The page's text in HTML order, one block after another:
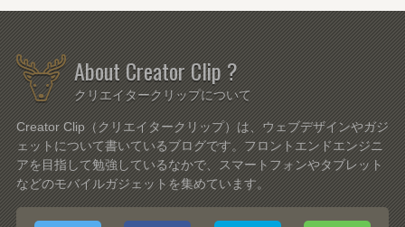
About Creator Clip ?
クリエイタークリップについて
Creator Clip（クリエイタークリップ）は、ウェブデザインやガジ
ェットについて書いているブログです。フロントエンドエンジニ
アを目指して勉強しているなかで、スマートフォンやタブレット
などのモバイルガジェットを集めています。